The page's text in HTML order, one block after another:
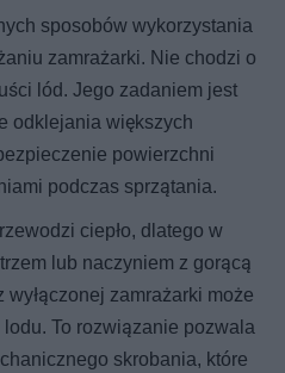
sposobów wykorzystania
zamrażarki. Nie chodzi o
lód. Jego zadaniem jest
odklejania większych
powierzchni
podczas sprzątania.
ciepło, dlatego w
lub naczyniem z gorącą
zamrażarki może
To rozwiązanie pozwala
skrobania, które